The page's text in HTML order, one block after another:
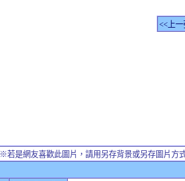
<<上一
※若是網友喜歡此圖片，請用另存背景或另存圖片方